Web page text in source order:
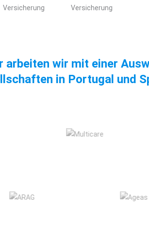
Versicherung
Versicherung
arbeiten wir mit einer
in Portugal und